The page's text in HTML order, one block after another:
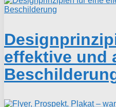
effektive und